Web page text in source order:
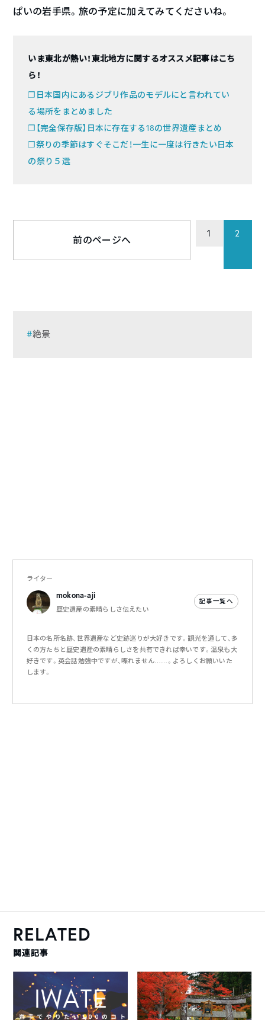
ぱいの岩手県。旅の予定に加えてみてくださいね。
いま東北が熱い！東北地方に関するオススメ記事はこち
ら！
❐日本国内にあるジブリ作品のモデルにと言われてい
る場所をまとめました
❐【完全保存版】日本に存在する18の世界遺産まとめ
❐祭りの季節はすぐそこだ！一生に一度は行きたい日本
の祭り５選
前のページへ
1 2
絶景
ライター
mokona-aji
歴史遺産の素晴らしさ伝えたい
記事一覧へ
日本の名所名跡、世界遺産など史跡巡りが大好きです。観光を通して、多
くの方たちと歴史遺産の素晴らしさを共有できれば幸いです。温泉も大
好きです。英会話勉強中ですが、喋れません……。よろしくお願いいた
します。
RELATED
関連記事